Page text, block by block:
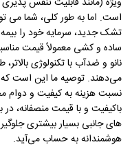
است. اما به طور کلی، شما می
تشک جدید، سرمایه خود را
ساده و کشی معمولاً قیمت
نانو و ضدآب با تکنولوژی
می‌دهند. توصیه ما این است
نسبت هزینه به کیفیت و
باکیفیت و با قیمت منصفانه،
های جانبی بسیار بیشتری
هوشمندانه به حساب می‌آید.